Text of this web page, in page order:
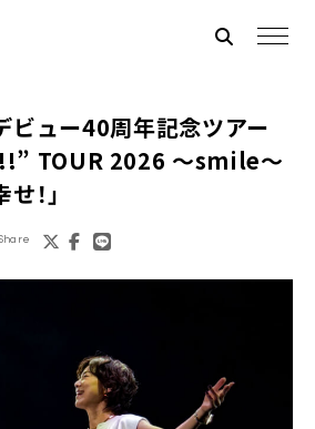
ビュー40周年記念ツアー
TOUR 2026 〜smile〜
！」